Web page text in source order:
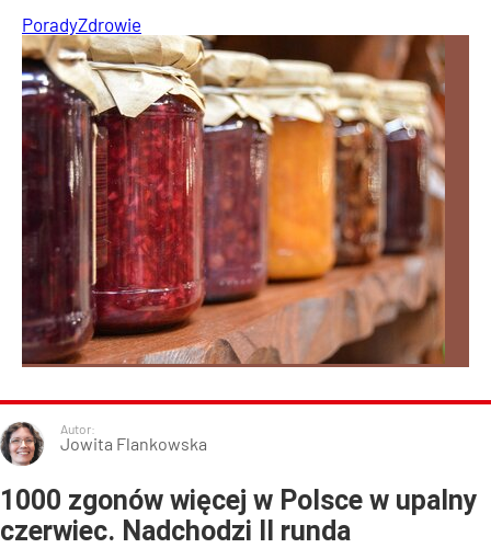
PoradyZdrowie
Autor:
Jowita Flankowska
1000 zgonów więcej w Polsce w upalny
czerwiec. Nadchodzi II runda